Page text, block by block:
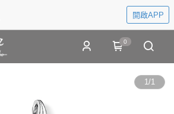
開啟APP
0
1/1